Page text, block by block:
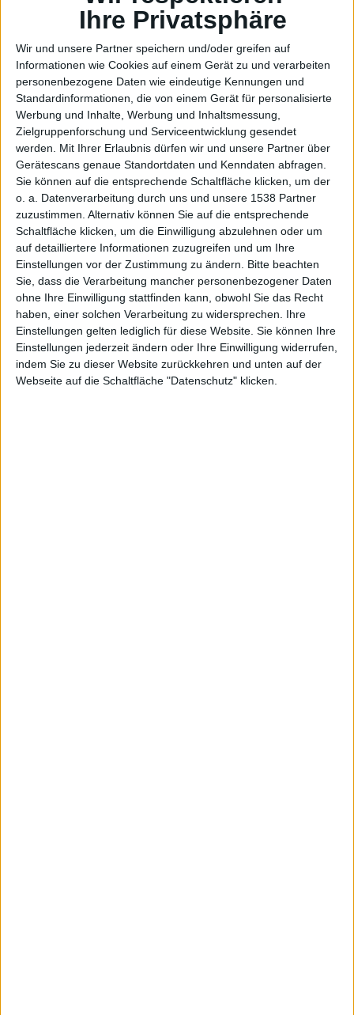
Ihre Privatsphäre
Wir und unsere Partner speichern und/oder greifen auf
Informationen wie Cookies auf einem Gerät zu und verarbeiten
personenbezogene Daten wie eindeutige Kennungen und
Standardinformationen, die von einem Gerät für personalisierte
Werbung und Inhalte, Werbung und Inhaltsmessung,
Zielgruppenforschung und Serviceentwicklung gesendet
werden. Mit Ihrer Erlaubnis dürfen wir und unsere Partner über
Gerätescans genaue Standortdaten und Kenndaten abfragen.
Sie können auf die entsprechende Schaltfläche klicken, um der
o. a. Datenverarbeitung durch uns und unsere 1538 Partner
zuzustimmen. Alternativ können Sie auf die entsprechende
Schaltfläche klicken, um die Einwilligung abzulehnen oder um
auf detailliertere Informationen zuzugreifen und um Ihre
Einstellungen vor der Zustimmung zu ändern. Bitte beachten
Sie, dass die Verarbeitung mancher personenbezogener Daten
ohne Ihre Einwilligung stattfinden kann, obwohl Sie das Recht
haben, einer solchen Verarbeitung zu widersprechen. Ihre
Einstellungen gelten lediglich für diese Website. Sie können Ihre
Einstellungen jederzeit ändern oder Ihre Einwilligung widerrufen,
indem Sie zu dieser Website zurückkehren und unten auf der
Webseite auf die Schaltfläche "Datenschutz" klicken.
Thu